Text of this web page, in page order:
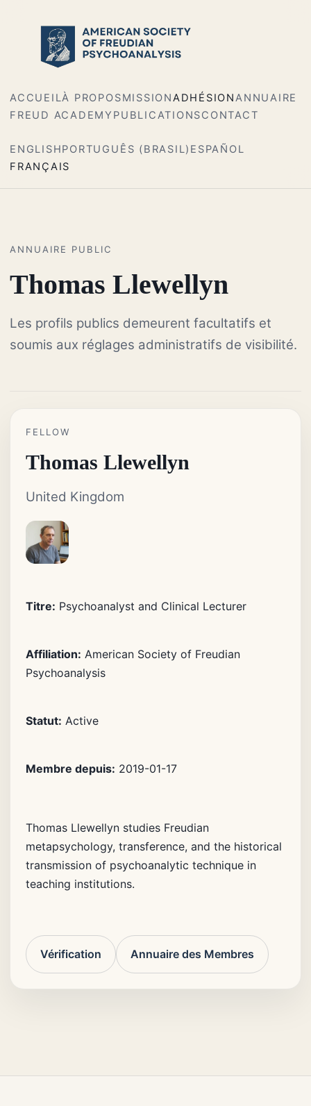
ACCUEILÀ PROPOSMISSIONADHÉSIONANNUAIRE
FREUD ACADEMY PUBLICATIONSCONTACT
ENGLISHPORTUGUÊS (BRASIL) ESPAÑOL
FRANÇAIS
ANNUAIRE PUBLIC
Thomas Llewellyn
Les profils publics demeurent facultatifs et
soumis aux réglages administratifs de visibilité.
FELLOW
Thomas Llewellyn
United Kingdom
Titre: Psychoanalyst and Clinical Lecturer
Affiliation: American Society of Freudian
Psychoanalysis
Statut: Active
Membre depuis: 2019-01-17
Thomas Llewellyn studies Freudian
metapsychology, transference, and the historical
transmission of psychoanalytic technique in
teaching institutions.
Vérification Annuaire des Membres